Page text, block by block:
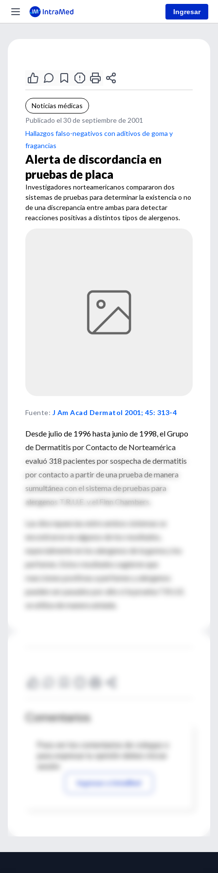
Ingresar
Noticias médicas
Publicado el 30 de septiembre de 2001
Hallazgos falso-negativos con aditivos de goma y
fragancias
Alerta de discordancia en
pruebas de placa
Investigadores norteamericanos compararon dos
sistemas de pruebas para determinar la existencia o no
de una discrepancia entre ambas para detectar
reacciones positivas a distintos tipos de alergenos.
Fuente: J Am Acad Dermatol 2001; 45: 313-4
Desde julio de 1996 hasta junio de 1998, el Grupo
de Dermatitis por Contacto de Norteamérica
evaluó 318 pacientes por sospecha de dermatitis
por contacto a partir de una prueba de manera
sumultánea con el sistema de pruebas para
alergenos T.R.U.E. y el Finn Chambers.
Las discrepancias entre ambos sistemas se
encontraron en algunos de los resultados,
especialmente en los alergenos de la goma y los
perfumes. Estos resultados sugieren que
reacciones positivas a perfumes y alergenos
pueden ser pasados por alto si la prueba T.R.U.E.
se utiliza de manera aislada.
Comentarios
Para ver los comentarios de colegas o
Ingresar a IntraMed